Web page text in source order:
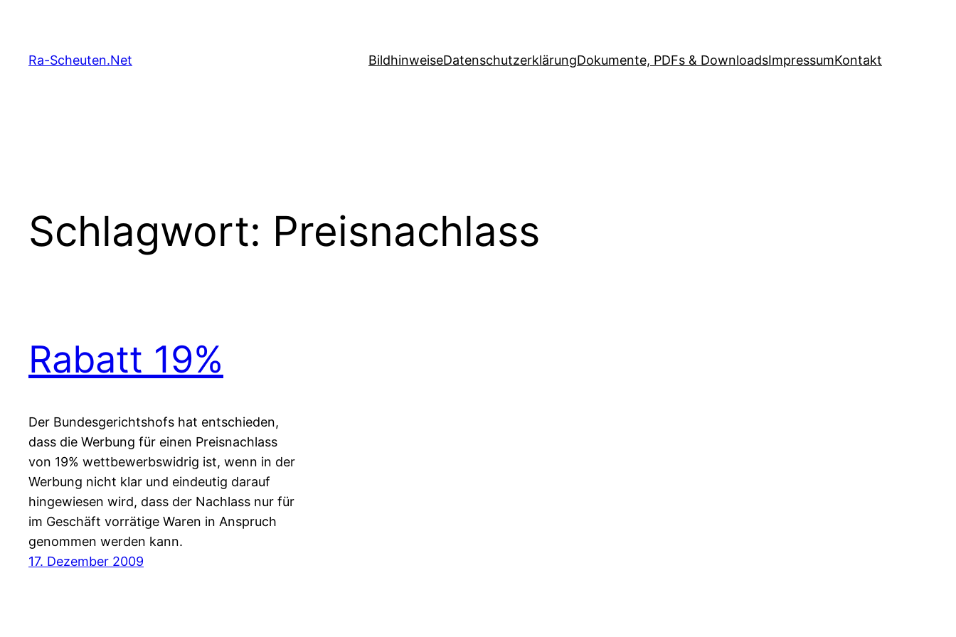
springen
Ra-Scheuten.Net BildhinweiseDatenschutzerklärungDokumente, PDFs & DownloadsImpressumKontakt
Schlagwort: Preisnachlass
Rabatt 19%
Der Bundesgerichtshofs hat entschieden,
dass die Werbung für einen Preisnachlass
von 19% wettbewerbswidrig ist, wenn in der
Werbung nicht klar und eindeutig darauf
hingewiesen wird, dass der Nachlass nur für
im Geschäft vorrätige Waren in Anspruch
genommen werden kann.
17. Dezember 2009